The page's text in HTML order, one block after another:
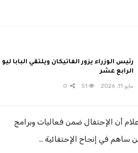
رئيس الوزراء يزور الفاتيكان ويلتقي البابا ليو
الرابع عشر
مايو 11, 2026 51
أن الإحتفال ضمن فعاليات وبرامج
ساهم في إنجاح الإحتفائية ..